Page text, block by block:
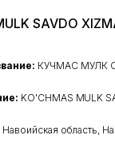
SAVDO
КУЧМАС МУЛК
KO'CHMAS MULK
Навоийская область,